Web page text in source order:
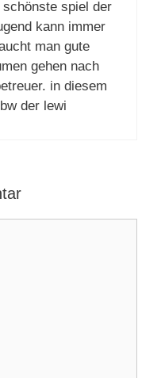
spiel der
kann immer
man gute
gehen nach
in diesem
der lewi